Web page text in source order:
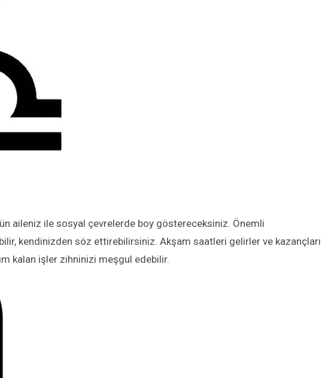
aileniz ile sosyal çevrelerde boy göstereceksiniz. Önemli
kendinizden söz ettirebilirsiniz. Akşam saatleri gelirler ve kazançları
kalan işler zihninizi meşgul edebilir.